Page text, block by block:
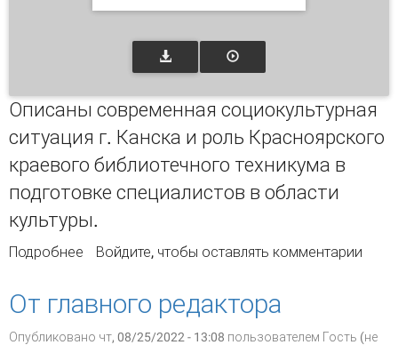
Описаны современная социокультурная
ситуация г. Канска и роль Красноярского
краевого библиотечного техникума в
подготовке специалистов в области
культуры.
Подробнее о ПОДГОТОВКА СПЕЦИАЛИСТОВ
НЕБОЛЬШИХ ГОРОДОВ (на примере г. Канска
Красноярского края)
Войдите, чтобы оставлять комментарии
От главного редактора
Опубликовано чт, 08/25/2022 - 13:08 пользователем Гость (не